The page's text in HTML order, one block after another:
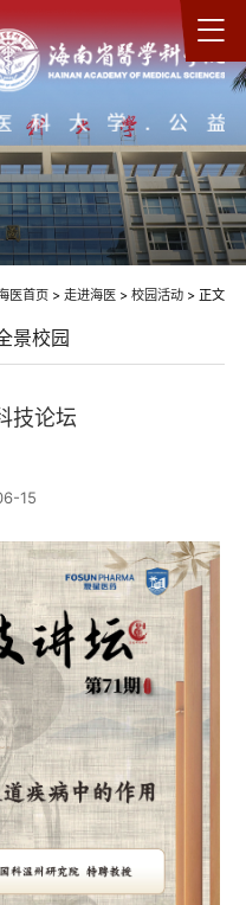
医首页 >走进海医 >校园活动 > 正文
景校园
技论坛
15